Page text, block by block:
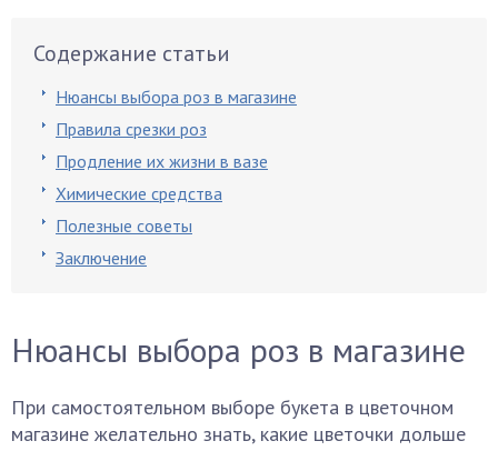
Содержание статьи
Нюансы выбора роз в магазине
Правила срезки роз
Продление их жизни в вазе
Химические средства
Полезные советы
Заключение
Нюансы выбора роз в магазине
При самостоятельном выборе букета в цветочном
магазине желательно знать, какие цветочки дольше